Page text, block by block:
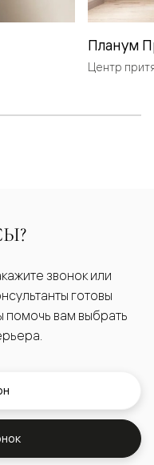
Планум
Центр
звонок или
готовы
помочь вам выбрать